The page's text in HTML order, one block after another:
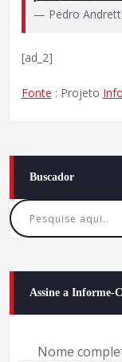
— Pedro
[ad_2]
Fonte : Projeto
Buscador
Assine a Informe-
Nome